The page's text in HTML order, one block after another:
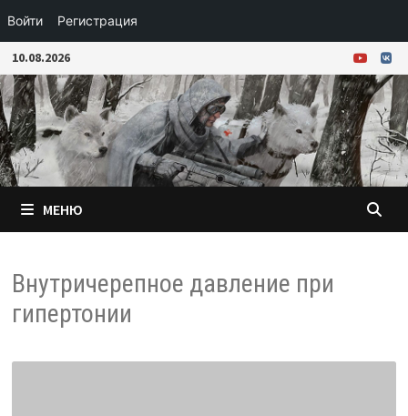
Войти Регистрация
Перейти
к
содержимому
10.08.2026
МЕНЮ
Внутричерепное давление при
гипертонии